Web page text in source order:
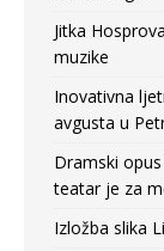
Jitka
muzike
Inovativna
avgusta u
Dramski
teatar je za
Izložba slika